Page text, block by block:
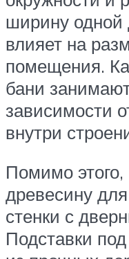
ширину одной
влияет на
помещения.
бани
зависимости
внутри
Помимо этого,
древесину
стенки с
Подставки